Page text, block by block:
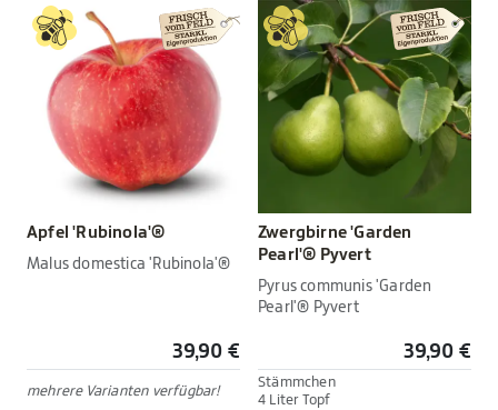
Apfel 'Rubinola'®
Malus domestica 'Rubinola'®
39,90 €
mehrere Varianten verfügbar!
Zwergbirne 'Garden
Pearl'® Pyvert
Pyrus communis 'Garden
Pearl'® Pyvert
39,90 €
Stämmchen
4 Liter Topf